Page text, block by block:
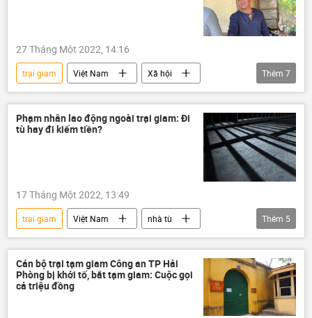
27 Tháng Một 2022, 14:16
trại giam Việt Nam
Xã hội
Hải "Bánh"
Pháp luật
nhà tù
trùm giang hồ
tội phạm
Bộ Công an Việt Nam
Thêm 7
Phạm nhân lao động ngoài trại giam: Đi
tù hay đi kiếm tiền?
17 Tháng Một 2022, 13:49
trại giam Việt Nam
nhà tù
Bộ Công an Việt Nam
Quốc hội
người lao động
đại biểu quốc hội
phạm nhân
Thêm 5
Cán bộ trại tạm giam Công an TP Hải
Phòng bị khởi tố, bắt tạm giam: Cuộc gọi
cả triệu đồng